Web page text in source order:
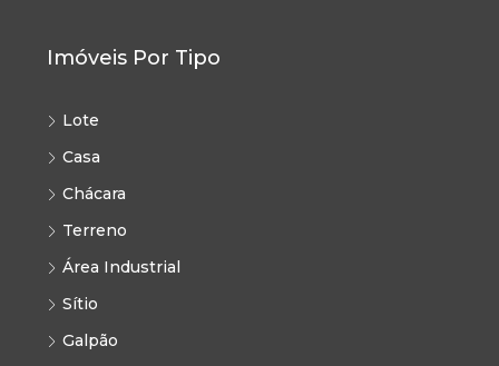
Imóveis Por Tipo
Lote
Casa
Chácara
Terreno
Área Industrial
Sítio
Galpão